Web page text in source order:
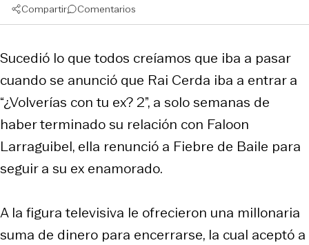
Compartir Comentarios
Sucedió lo que todos creíamos que iba a pasar
cuando se anunció que Rai Cerda iba a entrar a
“¿Volverías con tu ex? 2”, a solo semanas de
haber terminado su relación con Faloon
Larraguibel, ella renunció a Fiebre de Baile para
seguir a su ex enamorado.
A la figura televisiva le ofrecieron una millonaria
suma de dinero para encerrarse, la cual aceptó a